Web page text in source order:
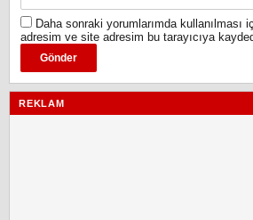
Daha sonraki yorumlarımda kullanılması
adresim ve site adresim bu tarayıcıya
REKLAM